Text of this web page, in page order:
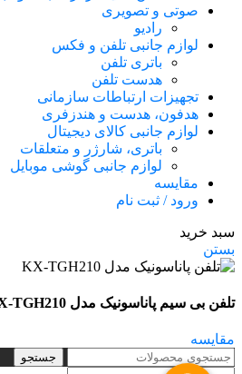
صوتی و تصویری
رادیو
لوازم جانبی تلفن و فکس
باتری تلفن
هدست تلفن
تجهیزات ارتباطات سازمانی
هدفون، هدست و هندزفری
لوازم جانبی کالای دیجیتال
باتری، شارژر و متعلقات
لوازم جانبی گوشی موبایل
مقایسه
ورود / ثبت نام
سبد خرید
بستن
تلفن بی سیم پاناسونیک مدل KX-TGH210
مقایسه
جستجو